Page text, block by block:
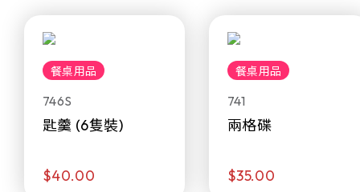
餐桌用品
746S
匙羹 (6隻裝)
$40.00
餐桌用品
741
兩格碟
$35.00